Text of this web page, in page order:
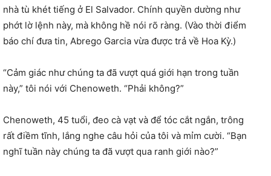
nhà tù khét tiếng ở El Salvador. Chính quyền dường như
phớt lờ lệnh này, mà không hề nói rõ ràng. (Vào thời điểm
báo chí đưa tin, Abrego Garcia vừa được trả về Hoa Kỳ.)
“Cảm giác như chúng ta đã vượt quá giới hạn trong tuần
này,” tôi nói với Chenoweth. “Phải không?”
Chenoweth, 45 tuổi, đeo cà vạt và để tóc cắt ngắn, trông
rất điềm tĩnh, lắng nghe câu hỏi của tôi và mỉm cười. “Bạn
nghĩ tuần này chúng ta đã vượt qua ranh giới nào?”